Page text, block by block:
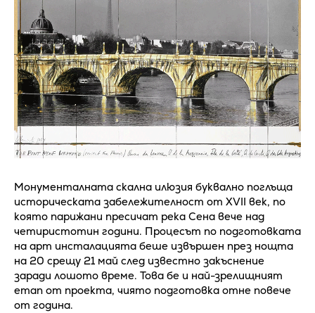
Монументалната скална илюзия буквално поглъща
историческата забележителност от XVII век, по
която парижани пресичат река Сена вече над
четиристотин години. Процесът по подготовката
на арт инсталацията беше извършен през нощта
на 20 срещу 21 май след известно закъснение
заради лошото време. Това бе и най-зрелищният
етап от проекта, чиято подготовка отне повече
от година.